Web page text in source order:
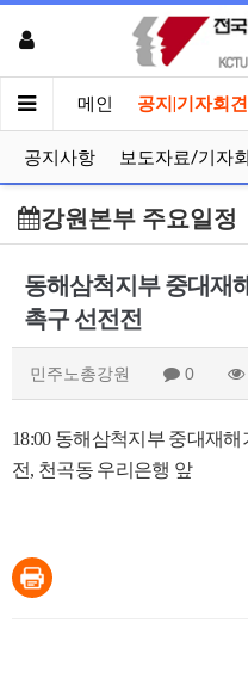
메인 공지|기자회견
공지사항 보도자료/기자
강원본부 주요일정
동해삼척지부 중대재
촉구 선전전
민주노총강원 0
18:00 동해삼척지부 중대재해
전, 천곡동 우리은행 앞